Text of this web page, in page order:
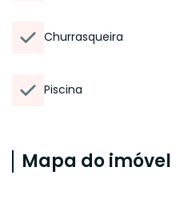
Churrasqueira
Piscina
Mapa do imóvel